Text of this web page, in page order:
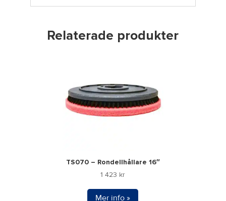
Relaterade produkter
TS070 – Rondellhållare 16″
1 423 kr
Mer info »